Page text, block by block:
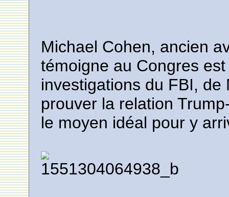
Michael Cohen, ancien
témoigne au Congres
investigations du FBI,
prouver la relation
le moyen idéal pour y